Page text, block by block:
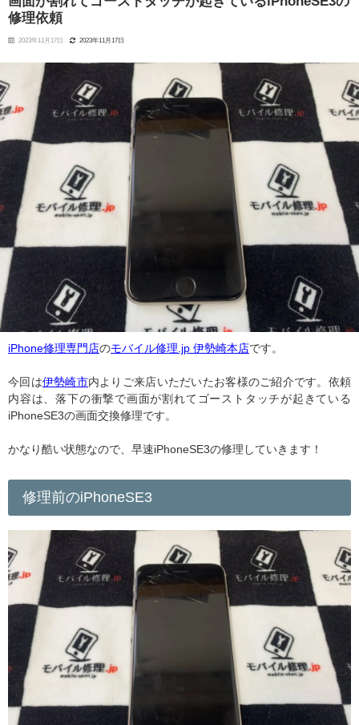
修理依頼
2023年11月17日 2023年11月17日
iPhone修理専門店のモバイル修理.jp 伊勢崎本店です。
今回は伊勢崎市内よりご来店いただいたお客様のご紹介です。依頼
内容は、落下の衝撃で画面が割れてゴーストタッチが起きている
iPhoneSE3の画面交換修理です。
かなり酷い状態なので、早速iPhoneSE3の修理していきます！
修理前のiPhoneSE3